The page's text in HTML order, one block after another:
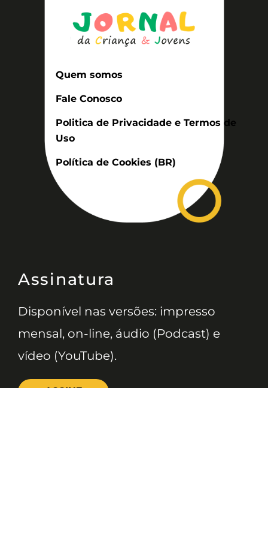
Quem somos
Fale Conosco
Politica de Privacidade e Termos de
Uso
Política de Cookies (BR)
Assinatura
Disponível nas versões: impresso
mensal, on-line, áudio (Podcast) e
vídeo (YouTube).
ASSINE